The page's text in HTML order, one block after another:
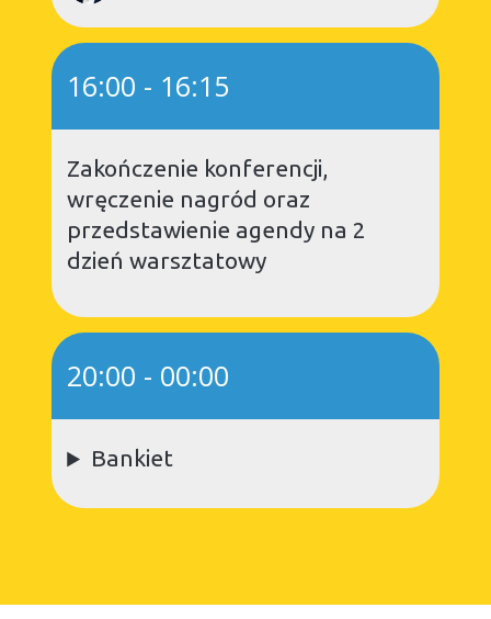
16:00 - 16:15
Zakończenie konferencji,
wręczenie nagród oraz
przedstawienie agendy na 2
dzień warsztatowy
20:00 - 00:00
Bankiet